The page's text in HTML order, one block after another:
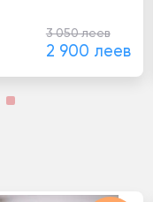
3 050 леев
2 900 леев